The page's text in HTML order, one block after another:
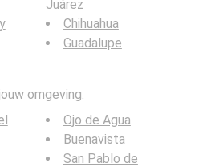
Juárez
Chihuahua
Guadalupe
omgeving:
Ojo de Agua
Buenavista
San Pablo de